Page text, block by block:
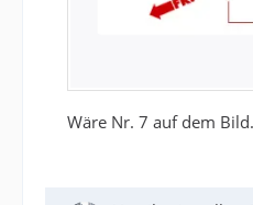
Wäre Nr. 7 auf dem